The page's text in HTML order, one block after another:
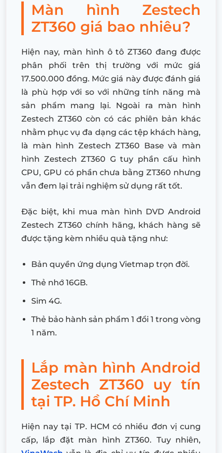
Màn hình Zestech
ZT360 giá bao nhiêu?
Hiện nay, màn hình ô tô ZT360 đang được
phân phối trên thị trường với mức giá
17.500.000 đồng. Mức giá này được đánh giá
là phù hợp với so với những tính năng mà
sản phẩm mang lại. Ngoài ra màn hình
Zestech ZT360 còn có các phiên bản khác
nhằm phục vụ đa dạng các tệp khách hàng,
là màn hình Zestech ZT360 Base và màn
hình Zestech ZT360 G tuy phần cấu hình
CPU, GPU có phần chưa bằng ZT360 nhưng
vẫn đem lại trải nghiệm sử dụng rất tốt.
Đặc biệt, khi mua màn hình DVD Android
Zestech ZT360 chính hãng, khách hàng sẽ
được tặng kèm nhiều quà tặng như:
Bản quyền ứng dụng Vietmap trọn đời.
Thẻ nhớ 16GB.
Sim 4G.
Thẻ bảo hành sản phẩm 1 đổi 1 trong vòng
1 năm.
Lắp màn hình Android
Zestech ZT360 uy tín
tại TP. Hồ Chí Minh
Hiện nay tại TP. HCM có nhiều đơn vị cung
cấp, lắp đặt màn hình ZT360. Tuy nhiên,